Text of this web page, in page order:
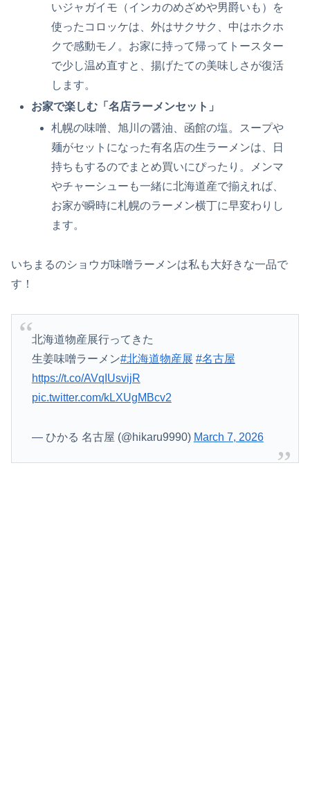
いジャガイモ（インカのめざめや男爵いも）を
使ったコロッケは、外はサクサク、中はホクホ
クで感動モノ。お家に持って帰ってトースター
で少し温め直すと、揚げたての美味しさが復活
します。
お家で楽しむ「名店ラーメンセット」
札幌の味噌、旭川の醤油、函館の塩。スープや
麺がセットになった有名店の生ラーメンは、日
持ちもするのでまとめ買いにぴったり。メンマ
やチャーシューも一緒に北海道産で揃えれば、
お家が瞬時に札幌のラーメン横丁に早変わりし
ます。
いちまるのショウガ味噌ラーメンは私も大好きな一品で
す！
北海道物産展行ってきた
生姜味噌ラーメン#北海道物産展 #名古屋
https://t.co/AVqIUsvijR
pic.twitter.com/kLXUgMBcv2
— ひかる 名古屋 (@hikaru9990) March 7, 2026